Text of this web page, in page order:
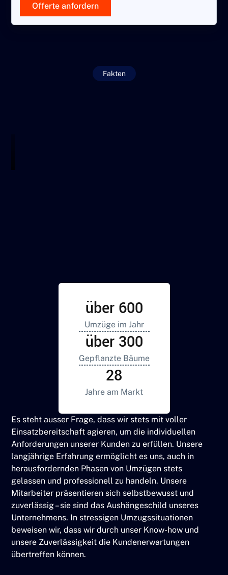
Offerte anfordern
Fakten
über 600
Umzüge im Jahr
über 300
Gepflanzte Bäume
28
Jahre am Markt
Es steht ausser Frage, dass wir stets mit voller
Einsatzbereitschaft agieren, um die individuellen
Anforderungen unserer Kunden zu erfüllen. Unsere
langjährige Erfahrung ermöglicht es uns, auch in
herausfordernden Phasen von Umzügen stets
gelassen und professionell zu handeln. Unsere
Mitarbeiter präsentieren sich selbstbewusst und
zuverlässig – sie sind das Aushängeschild unseres
Unternehmens. In stressigen Umzugssituationen
beweisen wir, dass wir durch unser Know-how und
unsere Zuverlässigkeit die Kundenerwartungen
übertreffen können.